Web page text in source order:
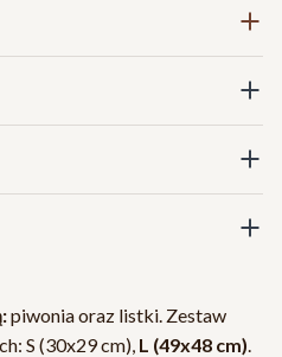
piwonia oraz listki. Zestaw
S (30x29 cm), L (49x48 cm).